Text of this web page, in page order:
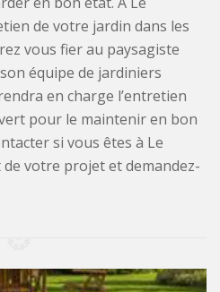
de votre jardin dans les
vous fier au paysagiste
équipe de jardiniers
en charge l’entretien
pour le maintenir en bon
si vous êtes à Le
votre projet et demandez-